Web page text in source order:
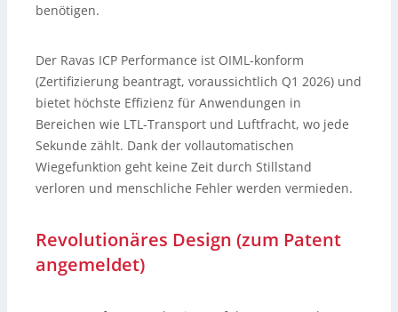
benötigen.
Der Ravas ICP Performance ist OIML-konform
(Zertifizierung beantragt, voraussichtlich Q1 2026) und
bietet höchste Effizienz für Anwendungen in
Bereichen wie LTL-Transport und Luftfracht, wo jede
Sekunde zählt. Dank der vollautomatischen
Wiegefunktion geht keine Zeit durch Stillstand
verloren und menschliche Fehler werden vermieden.
Revolutionäres Design (zum Patent
angemeldet)